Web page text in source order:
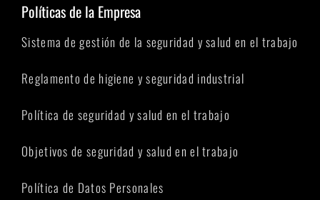
Políticas de la Empresa
Sistema de gestión de la seguridad y salud en el trabajo
Reglamento de higiene y seguridad industrial
Política de seguridad y salud en el trabajo
Objetivos de seguridad y salud en el trabajo
Política de Datos Personales